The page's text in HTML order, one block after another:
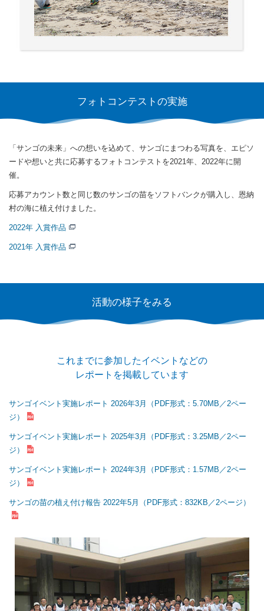
フォトコンテストの実施
「サンゴの未来」への想いを込めて、サンゴにまつわる写真を、 エピソ
ードや想いと共に応募するフォトコンテストを2021年、2022年に開
催。
応募アカウント数と同じ数のサンゴの苗をソフトバンクが購入し、恩納
村の海に植え付けました。
2022年 入賞作品
2021年 入賞作品
活動の様子をみる
これまでに参加したイベントなどの
レポートを掲載しています
サンゴイベント実施レポート 2026年3月（PDF形式：5.70MB／2ペー
ジ）
サンゴイベント実施レポート 2025年3月（PDF形式：3.25MB／2ペー
ジ）
サンゴイベント実施レポート 2024年3月（PDF形式：1.57MB／2ペー
ジ）
サンゴの苗の植え付け報告 2022年5月（PDF形式：832KB／2ページ）